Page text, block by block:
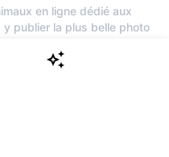
en ligne dédié aux
publier la plus belle photo
par les animaux. Si